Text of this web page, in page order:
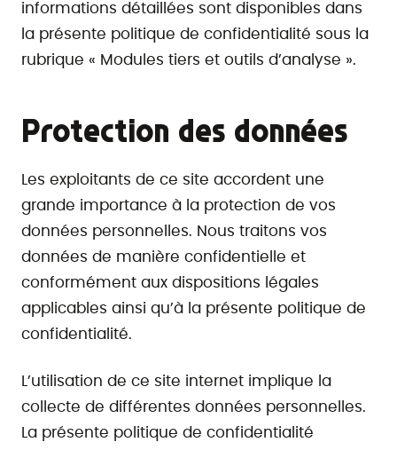
informations détaillées sont disponibles dans
la présente politique de confidentialité sous la
rubrique « Modules tiers et outils d’analyse ».
Protection des données
Les exploitants de ce site accordent une
grande importance à la protection de vos
données personnelles. Nous traitons vos
données de manière confidentielle et
conformément aux dispositions légales
applicables ainsi qu’à la présente politique de
confidentialité.
L’utilisation de ce site internet implique la
collecte de différentes données personnelles.
La présente politique de confidentialité